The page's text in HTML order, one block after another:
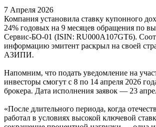
7 Апреля 2026
Компания установила ставку купонного
24% годовых на 9 месяцев обращения по
Сервис-БО-01 (ISIN: RU000A107GT6).
информацию эмитент раскрыл на своей
АЗИПИ.
Напомним, что подать уведомление на
инвесторы смогут с 8 по 14 апреля 2026
брокера. Дата исполнения заявок — 23
«После длительного периода, когда
работал в условиях высокой ключевой